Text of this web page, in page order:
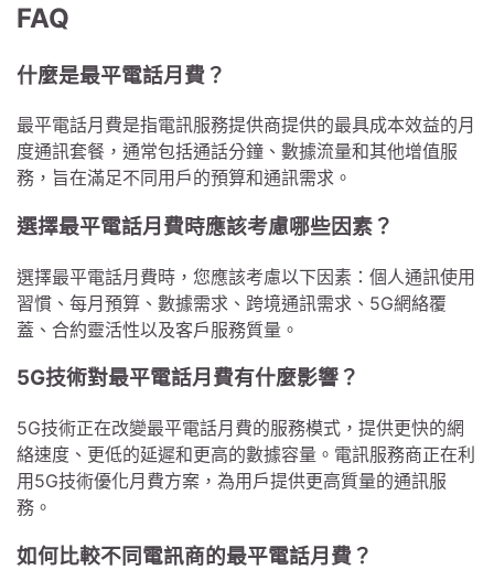
FAQ
什麼是最平電話月費？
最平電話月費是指電訊服務提供商提供的最具成本效益的月
度通訊套餐，通常包括通話分鐘、數據流量和其他增值服
務，旨在滿足不同用戶的預算和通訊需求。
選擇最平電話月費時應該考慮哪些因素？
選擇最平電話月費時，您應該考慮以下因素：個人通訊使用
習慣、每月預算、數據需求、跨境通訊需求、5G網絡覆
蓋、合約靈活性以及客戶服務質量。
5G技術對最平電話月費有什麼影響？
5G技術正在改變最平電話月費的服務模式，提供更快的網
絡速度、更低的延遲和更高的數據容量。電訊服務商正在利
用5G技術優化月費方案，為用戶提供更高質量的通訊服
務。
如何比較不同電訊商的最平電話月費？